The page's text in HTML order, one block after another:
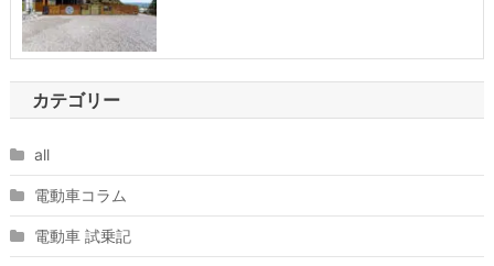
カテゴリー
all
電動車コラム
電動車 試乗記